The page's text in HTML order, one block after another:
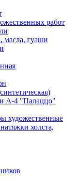
работ
масла, гуаши
А-4 "Палаццо"
художественные
холста,